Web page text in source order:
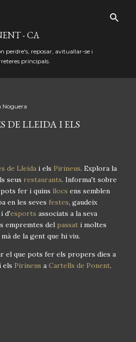
- CA
perdre's, reposar, avituallar-se i
principals.
Noguera
DE LLEIDA I ELS
de Lleida i els Pirineus. Explora la
seus restaurants. Informa't sobre
fer i quins llocs ens semblen
en les seves festes, gaudeix
d'esports associats a la seva
empremtes del passat i moltes
de la gent que hi viu.
el que pots fer els propers dies a
els Pirineus a Cartells de Ponent.